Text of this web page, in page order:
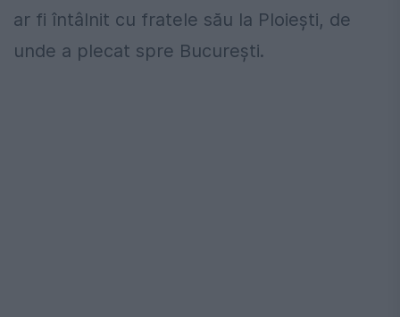
ar fi întâlnit cu fratele său la Ploiești, de
unde a plecat spre București.